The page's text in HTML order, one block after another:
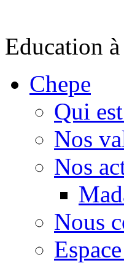
Education
Chepe
Qui
Nos
Nos
Nous